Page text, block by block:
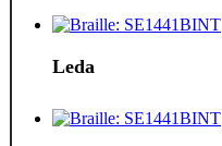
Leda